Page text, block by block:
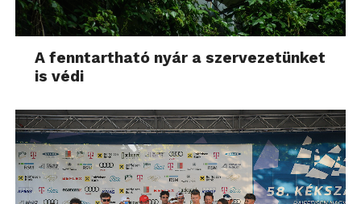
A fenntartható nyár a szervezetünket
is védi